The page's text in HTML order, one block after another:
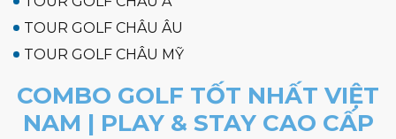
TOUR GOLF CHÂU ÂU
TOUR GOLF CHÂU MỸ
COMBO GOLF TỐT NHẤT VIỆT
NAM | PLAY & STAY CAO CẤP